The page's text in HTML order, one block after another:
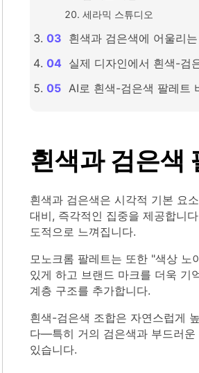
세라믹 스튜디오
흰색과 검은색에 어울리
실제 디자인에서 흰색-검
AI로 흰색-검은색 팔레트
흰색과 검은색
흰색과 검은색은 시각적 기본 요
대비, 즉각적인 집중을 제공합니
도적으로 느껴집니다.
모노크롬 팔레트는 또한 "색상 노
있게 하고 브랜드 마크를 더욱 기
계층 구조를 추가합니다.
흰색-검은색 조합은 자연스럽게
다—특히 거의 검은색과 부드러
있습니다.